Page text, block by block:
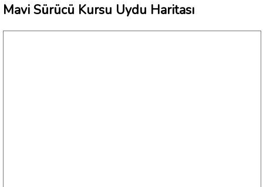
Mavi Sürücü Kursu Uydu Haritası